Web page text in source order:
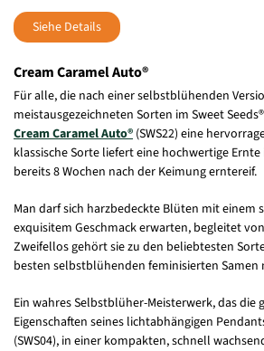
Siehe Details
Cream Caramel Auto®
Für alle, die nach einer selbstblühenden
meistausgezeichneten Sorten im Sweet
Cream Caramel Auto® (SWS22) eine
klassische Sorte liefert eine hochwertige
bereits 8 Wochen nach der Keimung erntereif.
Man darf sich harzbedeckte Blüten mit einem
exquisitem Geschmack erwarten, begleitet
Zweifellos gehört sie zu den beliebtesten
besten selbstblühenden feminisierten Samen
Ein wahres Selbstblüher-Meisterwerk, das die
Eigenschaften seines lichtabhängigen
(SWS04), in einer kompakten, schnell